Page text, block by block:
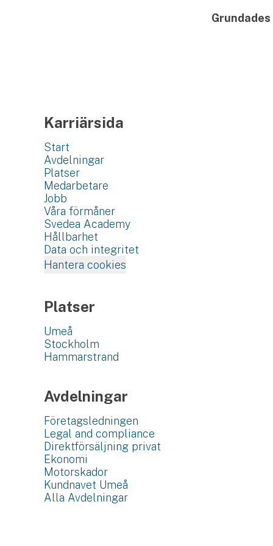
Grundades
Karriärsida
Start
Avdelningar
Platser
Medarbetare
Jobb
Våra förmåner
Svedea Academy
Hållbarhet
Data och integritet
Hantera cookies
Platser
Umeå
Stockholm
Hammarstrand
Avdelningar
Företagsledningen
Legal and compliance
Direktförsäljning privat
Ekonomi
Motorskador
Kundnavet Umeå
Alla Avdelningar